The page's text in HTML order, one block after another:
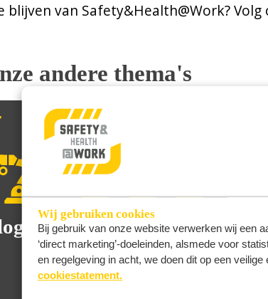
Wij gebruiken cookies
Bij gebruik van onze website verwerken wij een
‘direct marketing’-doeleinden, alsmede voor
en regelgeving in acht, we doen dit op een
cookiestatement.
blijven van Safety&Health@Work? Volg
andere thema's
Veiligheidscultuur
& Gedrag